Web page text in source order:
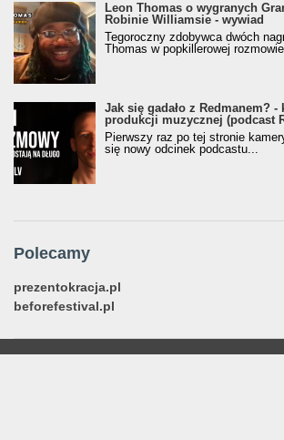
Leon Thomas o wygranych
Robinie Williamsie - wywiad
Tegoroczny zdobywca dwóch
Thomas w popkillerowej
Jak się gadało z Redmanem?
produkcji muzycznej (podcast
Pierwszy raz po tej stronie
się nowy odcinek podcastu...
Polecamy
prezentokracja.pl
beforefestival.pl